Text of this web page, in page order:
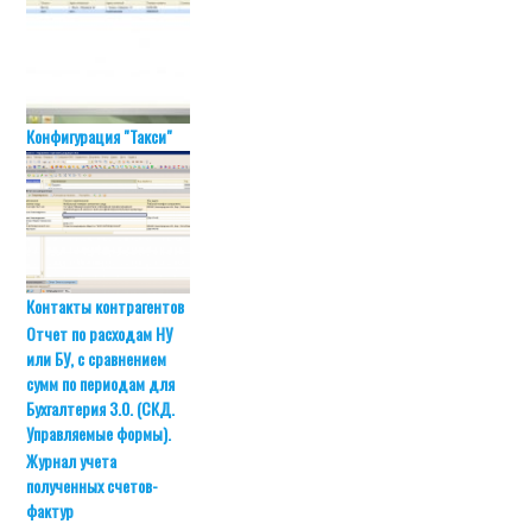
Конфигурация "Такси"
Контакты контрагентов
Отчет по расходам НУ
или БУ, с сравнением
сумм по периодам для
Бухгалтерия 3.0. (СКД.
Управляемые формы).
Журнал учета
полученных счетов-
фактур